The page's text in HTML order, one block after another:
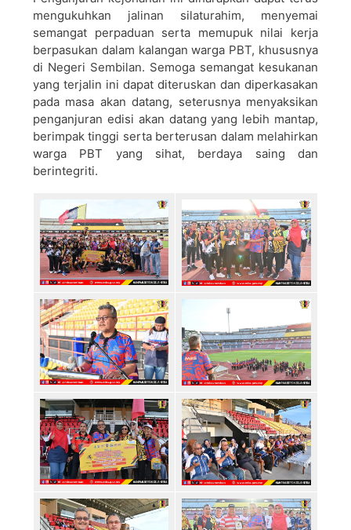
mengukuhkan jalinan silaturahim, menyemai
semangat perpaduan serta memupuk nilai kerja
berpasukan dalam kalangan warga PBT, khususnya
di Negeri Sembilan. Semoga semangat kesukanan
yang terjalin ini dapat diteruskan dan diperkasakan
pada masa akan datang, seterusnya menyaksikan
penganjuran edisi akan datang yang lebih mantap,
berimpak tinggi serta berterusan dalam melahirkan
warga PBT yang sihat, berdaya saing dan
berintegriti.